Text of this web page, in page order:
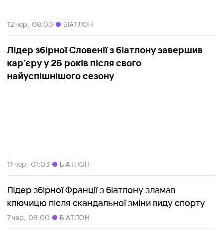
12 чер, 08:00 БІАТЛОН
Лідер збірної Словенії з біатлону завершив
кар'єру у 26 років після свого
найуспішнішого сезону
11 чер, 01:03 БІАТЛОН
Лідер збірної Франції з біатлону зламав
ключицю після скандальної зміни виду спорту
7 чер, 08:00 БІАТЛОН